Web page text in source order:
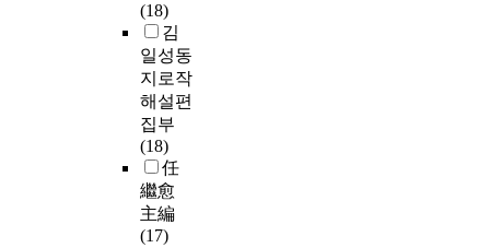
(18)
김
일성동
지로작
해설편
집부
(18)
任
繼愈
主編
(17)